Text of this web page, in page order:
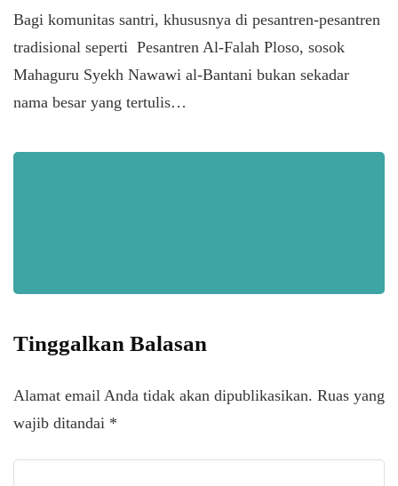
Bagi komunitas santri, khususnya di pesantren-pesantren
tradisional seperti Pesantren Al-Falah Ploso, sosok
Mahaguru Syekh Nawawi al-Bantani bukan sekadar
nama besar yang tertulis…
Tinggalkan Balasan
Alamat email Anda tidak akan dipublikasikan. Ruas yang
wajib ditandai *